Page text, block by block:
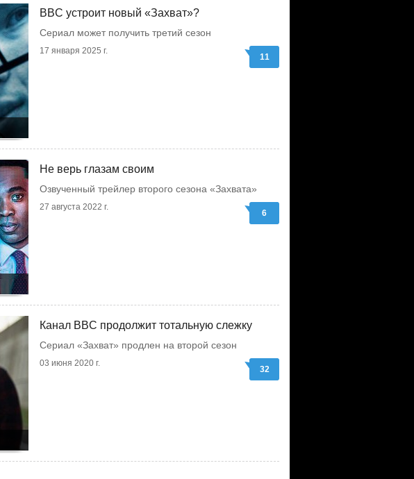
BBC устроит новый «Захват»?
Сериал может получить третий сезон
17 января 2025 г.
11
Не верь глазам своим
Озвученный трейлер второго сезона «Захвата»
27 августа 2022 г.
6
Канал BBC продолжит тотальную слежку
Сериал «Захват» продлен на второй сезон
03 июня 2020 г.
32